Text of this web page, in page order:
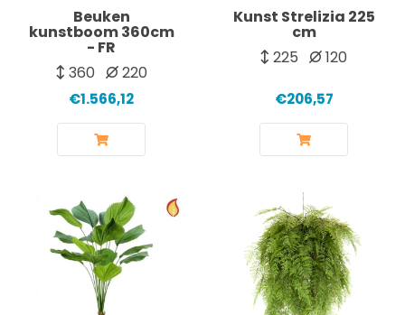
Beuken
kunstboom 360cm
- FR
360
220
€1.566,12
Kunst Strelizia 225
cm
225
120
€206,57